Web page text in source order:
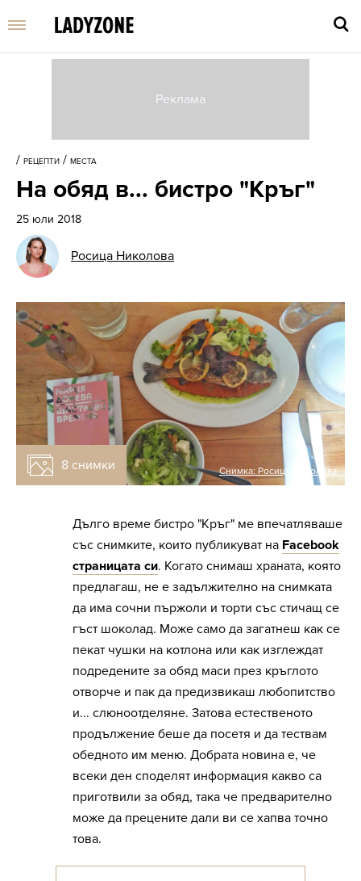
/ РЕЦЕПТИ / МЕСТА
На обяд в... бистро "Кръг"
25 юли 2018
Росица Николова
8 снимки Снимка: Росица Николова
Дълго време бистро "Кръг" ме впечатляваше
със снимките, които публикуват на Facebook
страницата си. Когато снимаш храната, която
предлагаш, не е задължително на снимката
да има сочни пържоли и торти със стичащ се
гъст шоколад. Може само да загатнеш как се
пекат чушки на котлона или как изглеждат
подредените за обяд маси през кръглото
отворче и пак да предизвикаш любопитство
и... слюноотделяне. Затова естественото
продължение беше да посетя и да тествам
обедното им меню. Добрата новина е, че
всеки ден споделят информация какво са
приготвили за обяд, така че предварително
може да прецените дали ви се хапва точно
това.